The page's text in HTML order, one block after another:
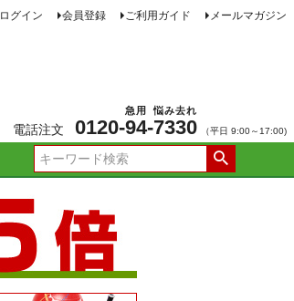
ログイン 会員登録 ご利用ガイド メールマガジン
電話注文 0120-94
急用
-7330
悩み去れ
（平日 9:00～17:00)